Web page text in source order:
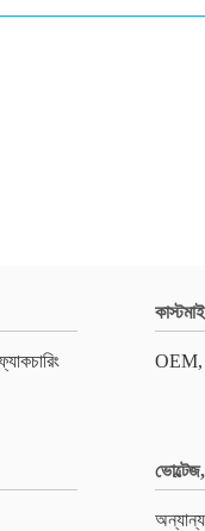
অন্যান্য